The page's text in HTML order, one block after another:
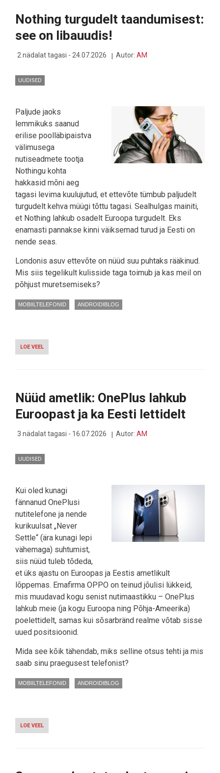
HINNATÕUSU
PANEB
MÄLUDIEEDILE
Nothing turgudelt taandumisest:
see on libauudis!
2 nädalat tagasi - 24.07.2026 Autor: AM
UUDISED
Paljude jaoks
lemmikuks saanud
erilise poolläbipaistva
välimusega
nutiseadmete tootja
Nothingu kohta
hakkasid mõni aeg
tagasi levima kuulujutud, et ettevõte tümbub paljudelt
turgudelt kehva müügi tõttu tagasi. Sealhulgas mainiti,
et Nothing lahkub osadelt Euroopa turgudelt. Eks
enamasti pannakse kinni väiksemad turud ja Eesti on
nende seas.
Londonis asuv ettevõte on nüüd suu puhtaks rääkinud.
Mis siis tegelikult kulisside taga toimub ja kas meil on
põhjust muretsemiseks?
MOBIILTELEFONID ANDROIDIBLOG
LOE VEEL
NOTHING
LIBAUUDIS!
Nüüd ametlik: OnePlus lahkub
Euroopast ja ka Eesti lettidelt
3 nädalat tagasi - 16.07.2026 Autor: AM
UUDISED
Kui oled kunagi
fännanud OnePlusi
nutitelefone ja nende
kurikuulsat „Never
Settle“ (ära kunagi lepi
vähemaga) suhtumist,
siis nüüd tuleb tõdeda,
et üks ajastu on Euroopas ja Eestis ametlikult
lõppemas. Emafirma OPPO on teinud jõulisi lükkeid,
mis muudavad kogu senist nutimaastikku – OnePlus
lahkub meie (ja kogu Euroopa ning Põhja-Ameerika)
poelettidelt, samas kui sõsarbränd realme võtab sisse
uued positsioonid.
Mida see kõik tähendab, miks selline otsus tehti ja mis
saab sinu praegusest telefonist?
MOBIILTELEFONID ANDROIDIBLOG
LOE VEEL
NÜÜD